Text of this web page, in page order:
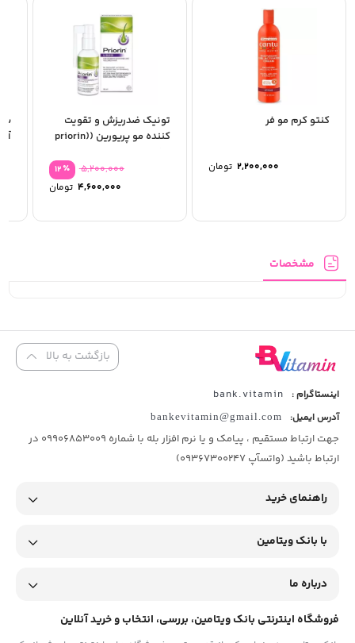
کنتو کرم مو فر
2,200,000 تومان
تونیک ضدریزش و تقویت
کننده مو پریورین (priorin)
٪12 5,200,000
بود.
4,600,000 تومان
4,600,000
مشخصات
بازگشت به بالا
اینستاگرام : bank.vitamin
آدرس ایمیل: bankevitamin@gmail.com
جهت ارتباط مستقیم ، پیامک و یا نرم افزار بله با شماره 09906853009 در
ارتباط باشید (واتسآپ 09367300247)
راهنمای خرید
با بانک ویتامین
درباره ما
فروشگاه اینترنتی بانک ویتامین، بررسی، انتخاب و خرید آنلاین